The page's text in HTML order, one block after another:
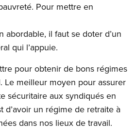
Pour mettre en
il faut se doter d’un
qui l’appuie.
pour obtenir de bons régimes
Le meilleur moyen pour assurer
sécuritaire aux syndiqués en
d’avoir un régime de retraite à
dans nos lieux de travail.